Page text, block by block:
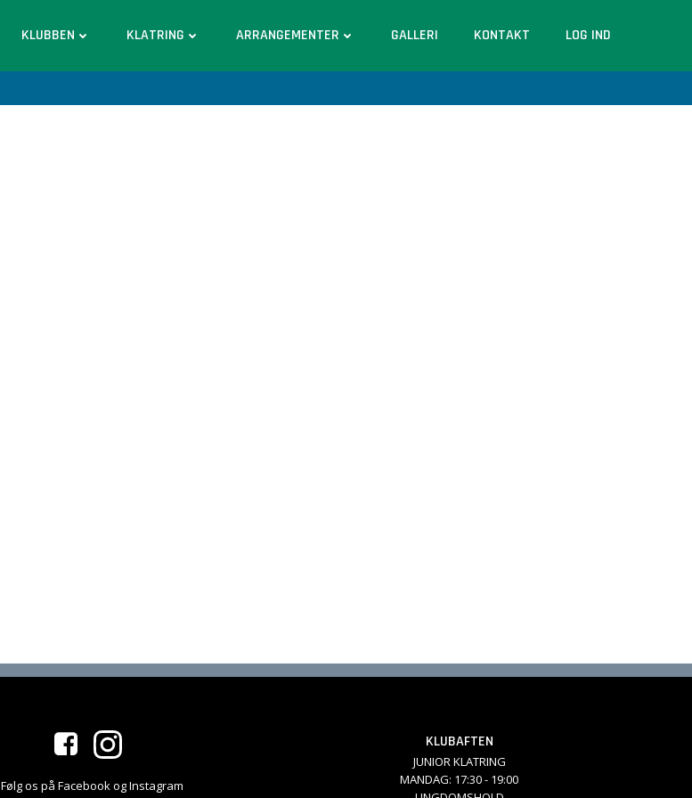
KLUBBEN KLATRING ARRANGEMENTER GALLERI KONTAKT LOG IND
Følg os på Facebook og Instagram
KLUBAFTEN
JUNIOR KLATRING
MANDAG: 17:30 - 19:00